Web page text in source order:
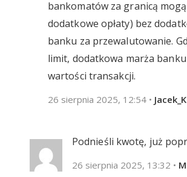
bankomatów za granicą
dodatkowe opłaty) bez
banku za przewalutowanie.
limit, dodatkowa marża
wartości transakcji.
26 sierpnia 2025, 12:54 • Jacek_K
Podnieśli kwotę, już
26 sierpnia 2025, 13:32 •